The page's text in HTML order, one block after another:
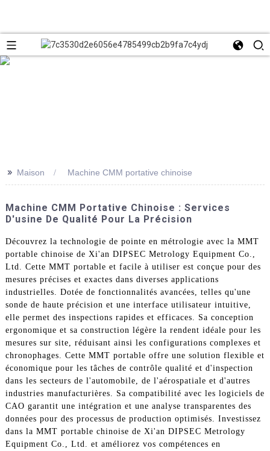
>> Maison Machine CMM portative chinoise
Machine CMM Portative Chinoise : Services
D'usine De Qualité Pour La Précision
Découvrez la technologie de pointe en métrologie avec la MMT
portable chinoise de Xi'an DIPSEC Metrology Equipment Co.,
Ltd. Cette MMT portable et facile à utiliser est conçue pour des
mesures précises et exactes dans diverses applications
industrielles. Dotée de fonctionnalités avancées, telles qu'une
sonde de haute précision et une interface utilisateur intuitive,
elle permet des inspections rapides et efficaces. Sa conception
ergonomique et sa construction légère la rendent idéale pour les
mesures sur site, réduisant ainsi les configurations complexes et
chronophages. Cette MMT portable offre une solution flexible et
économique pour les tâches de contrôle qualité et d'inspection
dans les secteurs de l'automobile, de l'aérospatiale et d'autres
industries manufacturières. Sa compatibilité avec les logiciels de
CAO garantit une intégration et une analyse transparentes des
données pour des processus de production optimisés. Investissez
dans la MMT portable chinoise de Xi'an DIPSEC Metrology
Equipment Co., Ltd. et améliorez vos compétences en